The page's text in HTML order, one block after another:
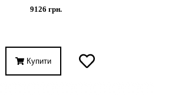
9126 грн.
Купити